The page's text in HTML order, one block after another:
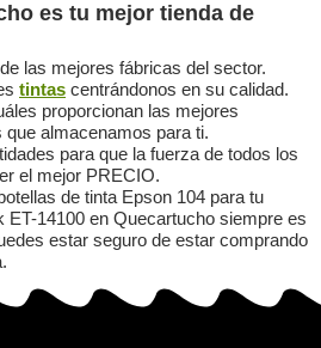
es tu mejor tienda de
las mejores fábricas del sector.
tintas centrándonos en su calidad.
proporcionan las mejores
almacenamos para ti.
para que la fuerza de todos los
el mejor PRECIO.
de tinta Epson 104 para tu
ET-14100 en Quecartucho siempre es
estar seguro de estar comprando